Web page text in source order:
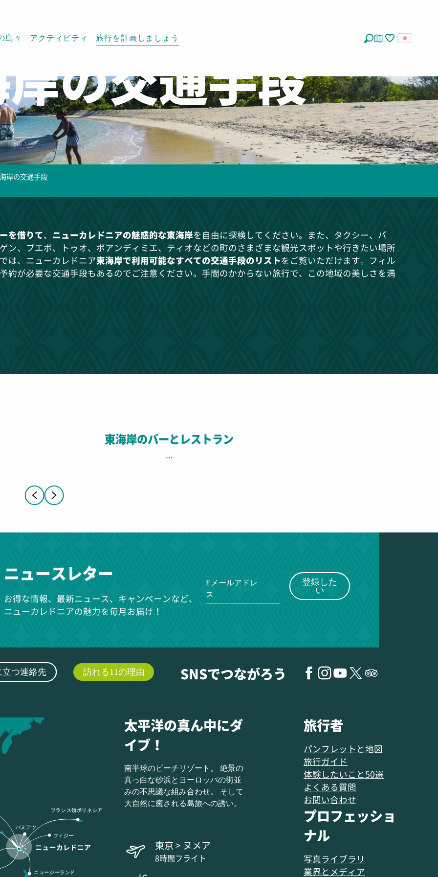
島々 アクティビティ 旅行を計画しましょう
の交通手段
岸の交通手段
を借りて、 ニューカレドニアの魅惑的な東海岸を自由に探検してください。また、タクシー、バ
ン、プエボ、トゥオ、ポアンディミエ、ティオなどの町のさまざまな観光スポットや行きたい場所
は、ニューカレドニア東海岸で利用可能なすべての交通手段のリスト をご覧いただけます。フィル
約が必要な交通手段もあるのでご注意ください。手間のかからない旅行で、この地域の美しさを満
東海岸のバーとレストラン
ニュースレター
お得な情報、最新ニュース、キャンペーンなど、
ニューカレドニアの魅力を毎月お届け！
Eメールアドレ
ス
登録した
い
立つ連絡先 訪れる11の理由 SNSでつながろう
フランス領ポリネシア
フィジー
ニュージーランド
バヌアツ
太平洋の真ん中にダ
イブ！
南半球のビーチリゾート。 絶景の
真っ白な砂浜とヨーロッパの街並
みの不思議な組み合わせ。 そして
大自然に癒される島旅への誘い。
東京 > ヌメア
8時間フライト
旅行者
パンフレットと地図
旅行ガイド
体験したいこと50選
よくある質問
お問い合わせ
プロフェッショ
ナル
写真ライブラリ
業界とメディア